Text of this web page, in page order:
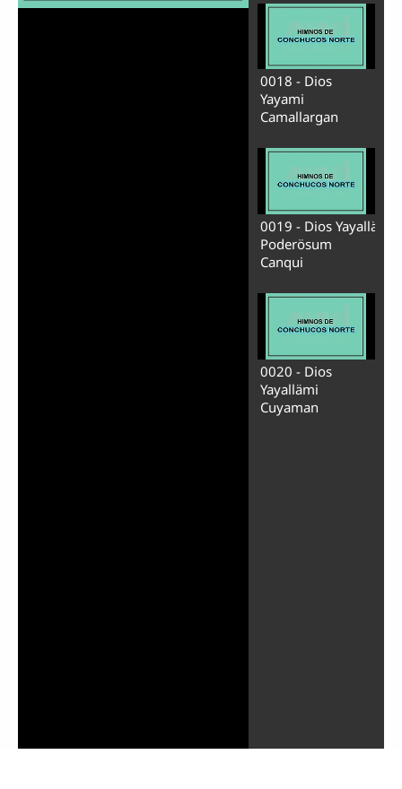
Reproducir
0018 - Dios
Yayami
Camallargan
0019 - Dios Yayallä
Poderösum
Canqui
0020 - Dios
Yayallämi
Cuyaman